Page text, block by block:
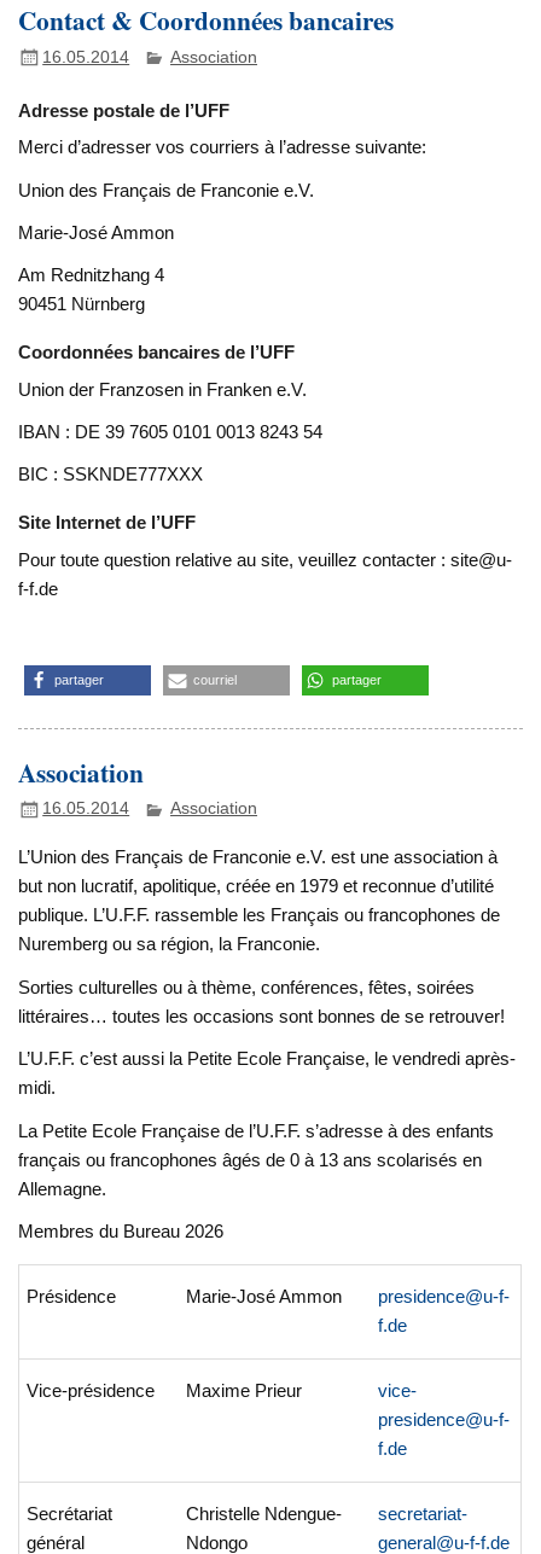
Contact & Coordonnées bancaires
16.05.2014 Association
Adresse postale de l’UFF
Merci d’adresser vos courriers à l’adresse suivante:
Union des Français de Franconie e.V.
Marie-José Ammon
Am Rednitzhang 4
90451 Nürnberg
Coordonnées bancaires de l’UFF
Union der Franzosen in Franken e.V.
IBAN : DE 39 7605 0101 0013 8243 54
BIC : SSKNDE777XXX
Site Internet de l’UFF
Pour toute question relative au site, veuillez contacter : site@u-
f-f.de
partager courriel partager
Association
16.05.2014 Association
L’Union des Français de Franconie e.V. est une association à
but non lucratif, apolitique, créée en 1979 et reconnue d’utilité
publique. L’U.F.F. rassemble les Français ou francophones de
Nuremberg ou sa région, la Franconie.
Sorties culturelles ou à thème, conférences, fêtes, soirées
littéraires… toutes les occasions sont bonnes de se retrouver!
L’U.F.F. c’est aussi la Petite Ecole Française, le vendredi après-
midi.
La Petite Ecole Française de l’U.F.F. s’adresse à des enfants
français ou francophones âgés de 0 à 13 ans scolarisés en
Allemagne.
Membres du Bureau 2026
Présidence Marie-José Ammon
presidence@u-f-
f.de
Vice-présidence Maxime Prieur
vice-
presidence@u-f-
f.de
Secrétariat
général
Christelle Ndengue-
Ndongo
secretariat-
general@u-f-f.de